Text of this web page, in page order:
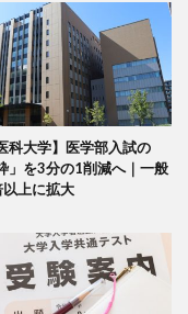
科大学】医学部入試の
」を3分の1削減へ｜一般
上に拡大